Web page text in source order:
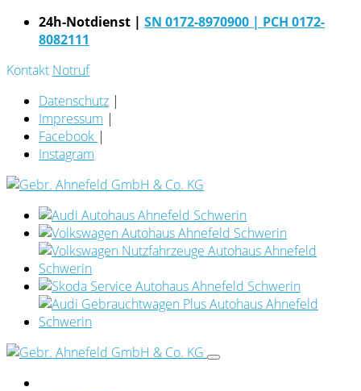
24h-Notdienst | SN 0172-8970900 | PCH 0172-
8082111
Kontakt Notruf
Datenschutz |
Impressum |
Facebook |
Instagram